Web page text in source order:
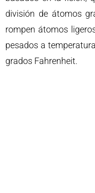
división de átomos
rompen átomos
pesados a
grados Fahrenheit.